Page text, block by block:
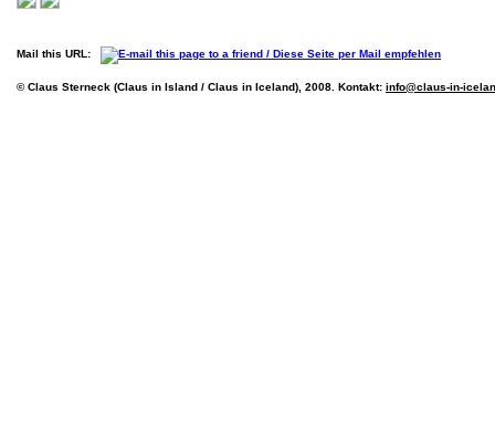
Mail this URL:
© Claus Sterneck (Claus in Island / Claus in Iceland), 2008. Kontakt: info@claus-in-